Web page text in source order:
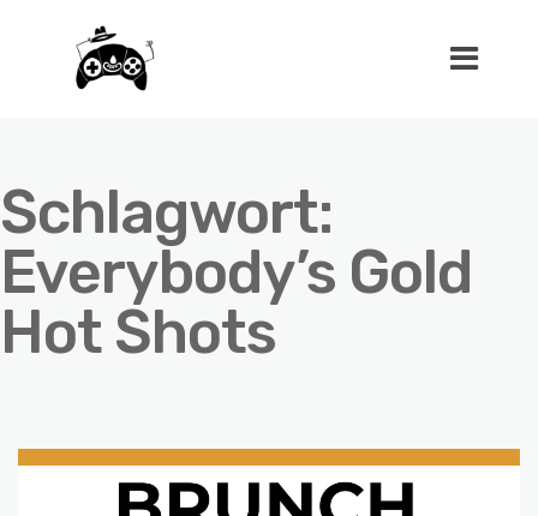
Schlagwort:
Everybody’s Gold
Hot Shots